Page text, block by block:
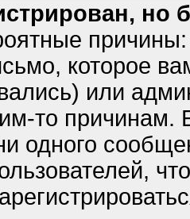
но
которое
или
то
одного